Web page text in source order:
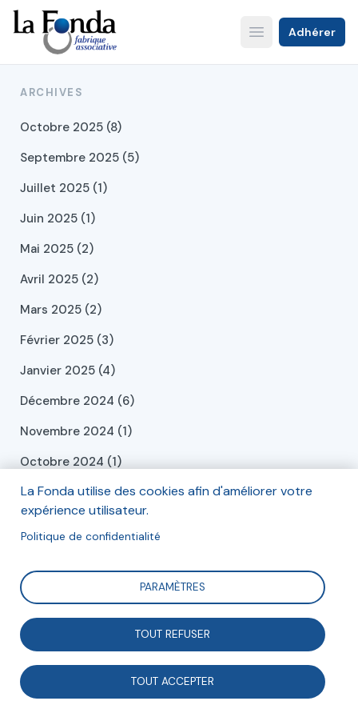
Aller
au
contenu
principal
Open main menu
Adhérer
ARCHIVES
Octobre 2025 (8)
Septembre 2025 (5)
Juillet 2025 (1)
Juin 2025 (1)
Mai 2025 (2)
Avril 2025 (2)
Mars 2025 (2)
Février 2025 (3)
Janvier 2025 (4)
Décembre 2024 (6)
Novembre 2024 (1)
Octobre 2024 (1)
Septembre 2024 (2)
Mai 2024 (2)
Avril 2024 (3)
Mars 2024 (1)
Février 2024 (1)
La Fonda utilise des cookies afin d'améliorer votre
expérience utilisateur.
Politique de confidentialité
PARAMÈTRES
TOUT REFUSER
TOUT ACCEPTER